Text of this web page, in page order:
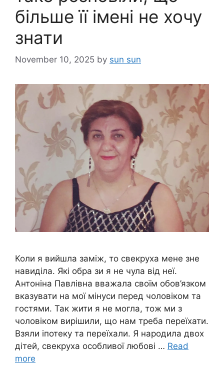
більше її імені не хочу
знати
November 10, 2025 by sun sun
Коли я вийшла заміж, то свекруха мене зне
навиділа. Які обра зи я не чула від неї.
Антоніна Павлівна вважала своїм обов’язком
вказувати на мої мінуси перед чоловіком та
гостями. Так жити я не могла, тож ми з
чоловіком вирішили, що нам треба переїхати.
Взяли іпотеку та переїхали. Я народила двох
дітей, свекруха особливої любові … Read
more